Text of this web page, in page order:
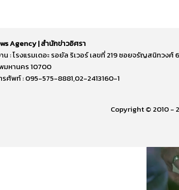
Agency | สำนักข่าวอิศรา
น : โรงแรมเดอะ รอยัล ริเวอร์ เลขที่ 219 ซอยจรัญสนิทวง
มหานคร 10700
รศัพท์ : 095-575-8881,02-2413160-1
Copyright © 2010 -